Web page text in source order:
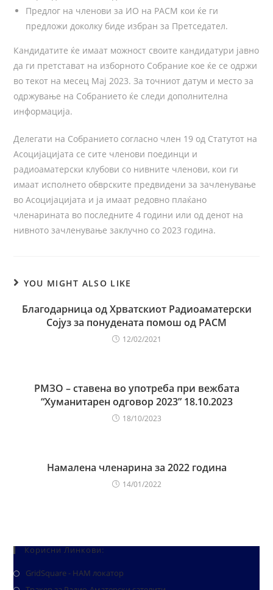
Предлог на членови за ИО на РАСМ кои ќе ги
предложи доколку биде избран за Претседател.
Кандидатите ќе имаат можност своите кандидатури јавно
да ги претстават на изборното Собрание кое ќе се одржи
во текот на месец Мај 2023. За точниот датум и место за
одржување на Собранието ќе следи дополнителна
информација.
Делегати на Собранието согласно член 19 од Статутот на
Асоцијацијата се сите членови поединци и
радиоаматерски клубови со нивните членови, кои ги
имаат исполнето обврските предвидени за зачленување
во Асоцијацијата и ја имаат редовно плаќано
членарината во последните 4 години или од денот на
нивното зачленување заклучно со 2023 година.
YOU MIGHT ALSO LIKE
Благодарница од Хрватскиот Радиоаматерски
Сојуз за понудената помош од РАСМ
12/02/2021
РМЗО – ставена во употреба при вежбата
“Хуманитарен одговор 2023” 18.10.2023
18/10/2023
Намалена членарина за 2022 година
14/01/2022
Корисни Линкови:
GridSquare - HAM локатор